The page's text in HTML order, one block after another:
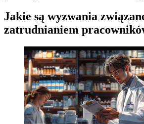
Jakie są wyzwania
zatrudnianiem